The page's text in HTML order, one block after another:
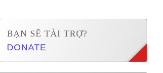
BẠN SẼ TÀI TRỢ?
DONATE